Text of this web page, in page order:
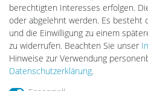
LED-RETROSHOP
Wallbox24
Impressum
berechtigten Interesses erfolgen.
oder abgelehnt werden. Es besteht
und die Einwilligung zu einem
zu widerrufen. Beachten Sie unser
Hinweise zur Verwendung
Daten­schutz­erklärung.